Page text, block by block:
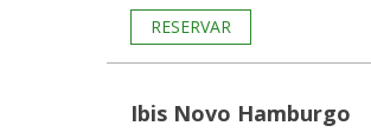
RESERVAR
Ibis Novo Hamburgo